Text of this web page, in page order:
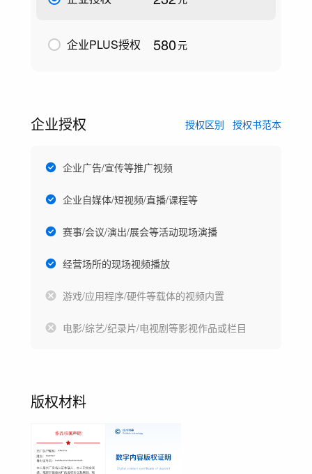
企业PLUS授权 580元
企业授权 授权区别 授权书范本
企业广告/宣传等推广视频
企业自媒体/短视频/直播/课程等
赛事/会议/演出/展会等活动现场演播
经营场所的现场视频播放
游戏/应用程序/硬件等载体的视频内置
电影/综艺/纪录片/电视剧等影视作品或栏目
版权材料